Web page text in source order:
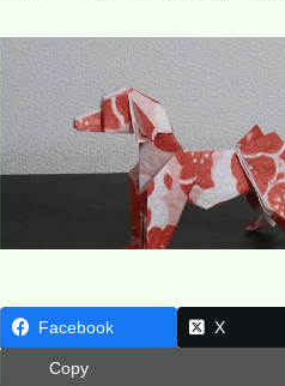
Facebook X
Copy